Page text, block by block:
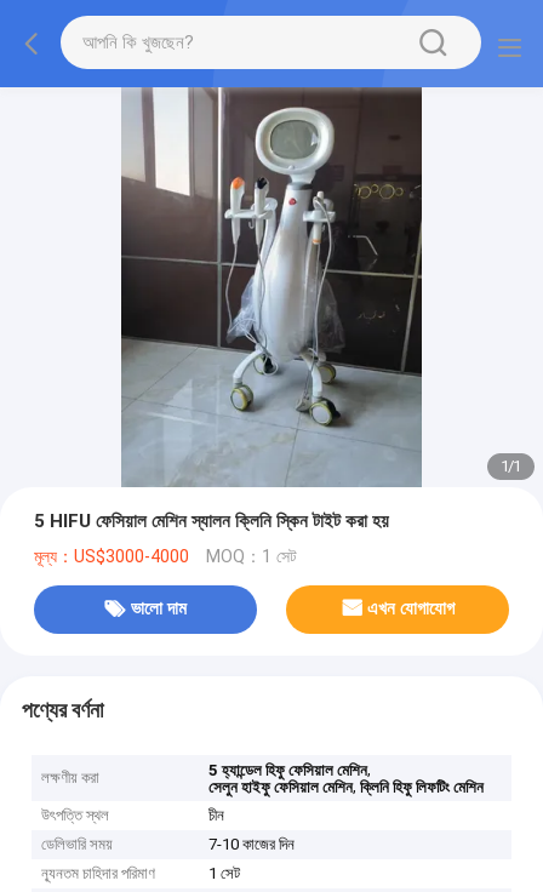
1/1
5 HIFU ফেসিয়াল মেশিন স্যালন ক্লিনি স্কিন টাইট করা হয়
মূল্য：US$3000-4000 MOQ：1 সেট
ভালো দাম এখন যোগাযোগ
পণ্যের বর্ণনা
লক্ষণীয় করা 5 হ্যান্ডেল হিফু ফেসিয়াল মেশিন,
সেলুন হাইফু ফেসিয়াল মেশিন,ক্লিনি হিফু লিফটিং মেশিন
উৎপত্তি স্থল
চীন
ডেলিভারি সময়
7-10 কাজের দিন
ন্যূনতম চাহিদার পরিমাণ
1 সেট